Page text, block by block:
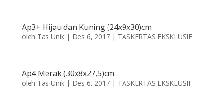
Ap3+ Hijau dan Kuning (24x9x30)cm
oleh Tas Unik| Des 6, 2017| TASKERTAS EKSKLUSIF
Ap4 Merak (30x8x27,5)cm
oleh Tas Unik| Des 6, 2017| TASKERTAS EKSKLUSIF